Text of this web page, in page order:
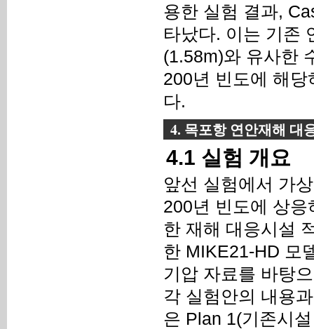
용한 실험 결과,
타났다. 이는 기존
(1.58m)와 유사한
200년 빈도에 해
다.
4. 목포항 연안재해 대
4.1 실험 개요
앞선 실험에서 가
200년 빈도에 상
한 재해 대응시설
한 MIKE21-HD 모
기압 자료를 바탕
각 실험안의 내용
은 Plan 1(기존시